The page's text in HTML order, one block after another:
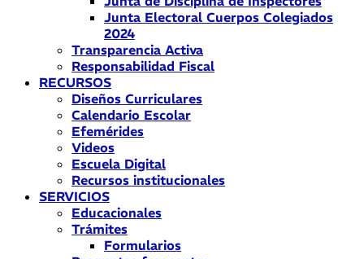
Junta Electoral Cuerpos Colegiados
2024
Transparencia Activa
Responsabilidad Fiscal
RECURSOS
Diseños Curriculares
Calendario Escolar
Efemérides
Videos
Escuela Digital
Recursos institucionales
SERVICIOS
Educacionales
Trámites
Formularios